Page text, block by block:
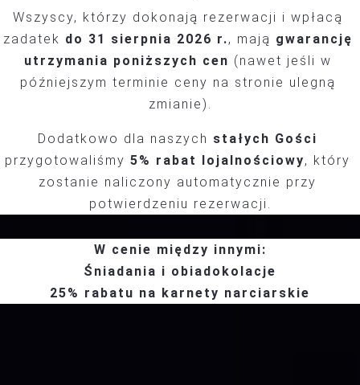
Wszyscy, którzy dokonają rezerwacji i wpłacą
zadatek do 31 sierpnia 2026 r., mają gwarancję
utrzymania poniższych cen (nawet jeśli w
późniejszym terminie ceny na stronie ulegną
zmianie).
Dodatkowo dla naszych stałych Gości
przygotowaliśmy 5% rabat lojalnościowy, który
zostanie naliczony automatycznie przy
potwierdzeniu rezerwacji.
W cenie między innymi:
Śniadania i obiadokolacje
25% rabatu na karnety narciarskie